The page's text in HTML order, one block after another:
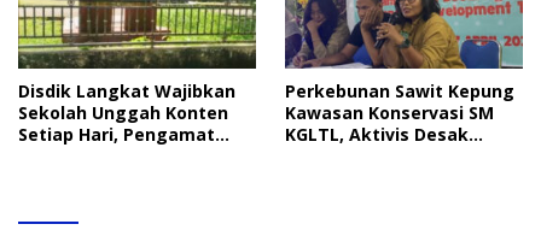
Disdik Langkat Wajibkan
Sekolah Unggah Konten
Setiap Hari, Pengamat
Perkebunan Sawit Kepung
Kawasan Konservasi SM
KGLTL, Aktivis Desak